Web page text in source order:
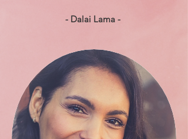
- Dalai Lama -